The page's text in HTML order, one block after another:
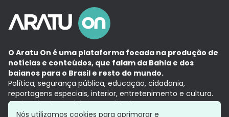
O Aratu On é uma plataforma focada na produção de
notícias e conteúdos, que falam da Bahia e dos
baianos para o Brasil e resto do mundo.
Política, segurança pública, educação, cidadania,
reportagens especiais, interior, entretenimento e cultura.
Aqui, tudo vira notícia e a notícia é no tempo presente,
com a credibilidade do Grupo Aratu.
Nós utilizamos cookies para aprimorar e